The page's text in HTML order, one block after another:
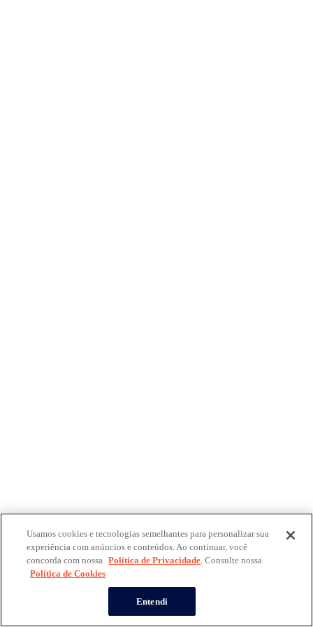
Usamos cookies e tecnologias semelhantes para personalizar sua
experiência com anúncios e conteúdos. Ao continuar, você
concorda com nossa Política de Privacidade. Consulte nossa
Política de Cookies
Entendi